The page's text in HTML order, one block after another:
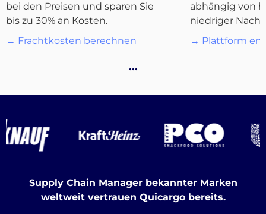
Über
Destinations
Entdecken
bei den Preisen und sparen Sie
bis zu 30% an Kosten.
→ Frachtkosten berechnen
abhängig von
niedriger
→ Plattform
…
Supply Chain Manager bekannter Marken
weltweit vertrauen Quicargo bereits.